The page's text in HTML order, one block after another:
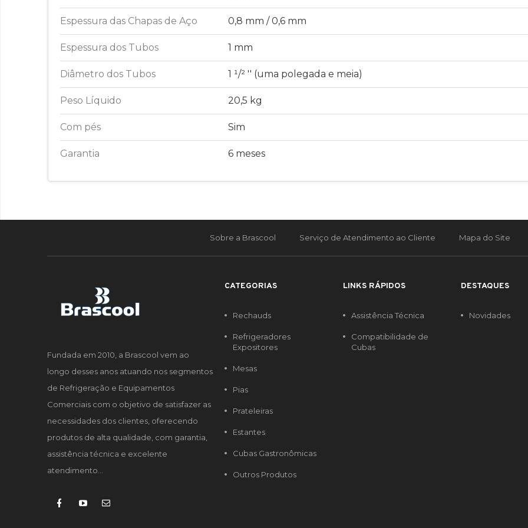
Espessura das Chapas de Aço 0,8 mm / 0,6 mm
Espessura dos Tubos 1 mm
Diâmetro dos Tubos 1 ¹/² '' (uma polegada e meia)
Peso Líquido 20,5 kg
Com pés Sim
Garantia 6 meses
Sobre a Brascool Serviço de Atendimento ao Cliente Mapa do Site
Fundada em 2010, a Brascool vem ao
longo desses anos atuando nos segmentos
de Refrigeração e Equipamentos
Comerciais com o objetivo de satisfazer as
necessidades dos clientes, oferecendo
produtos de alta qualidade, com garantia,
assistência técnica e excelente
atendimento...
CATEGORIAS
Rechauds
Refrigeradores
Expositores
Mesas
Pias
Prateleiras
Estantes
Cubas Gastronômicas
Outros Produtos
LINKS RÁPIDOS
Assistência Técnica
Compatibilidade de
Cubas
DESTAQUES
Novidades